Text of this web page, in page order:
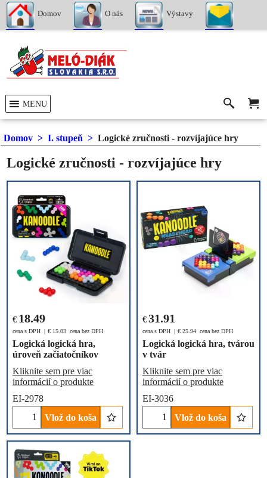
Domov O nás Výstavy
MENU
Domov > I. stupeň > Logické zručnosti - rozvíjajúce hry
Logické zručnosti - rozvíjajúce hry
€ 18.49
cena s DPH € 15.03 cena bez DPH
Logická logická hra,
úroveň začiatočníkov
Kliknite sem pre viac
informácií o produkte
EI-2978
Vlož do koša
€ 31.91
cena s DPH € 25.94 cena bez DPH
Logická logická hra, tvárou
v tvár
Kliknite sem pre viac
informácií o produkte
EI-3036
Vlož do koša